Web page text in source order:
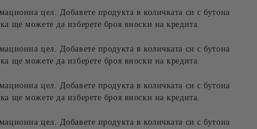
цел. Добавете продукта в количката си с бутона
ще можете да изберете броя вноски на кредита.
цел. Добавете продукта в количката си с бутона
ще можете да изберете броя вноски на кредита.
цел. Добавете продукта в количката си с бутона
ще можете да изберете броя вноски на кредита.
цел. Добавете продукта в количката си с бутона